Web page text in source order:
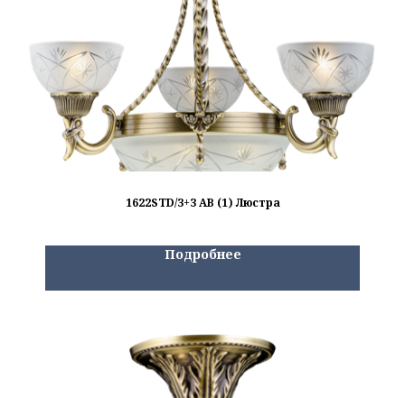
1622STD/3+3 AB (1) Люстра
Подробнее